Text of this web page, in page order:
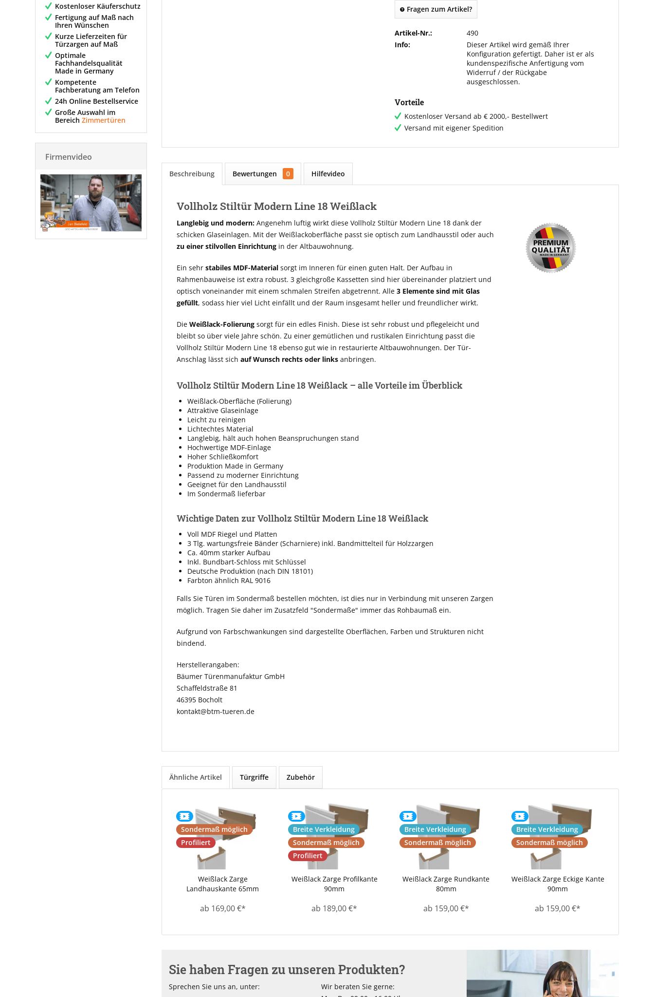
Kostenloser Käuferschutz
Fertigung auf Maß nach
Ihren Wünschen
Kurze Lieferzeiten für
Türzargen auf Maß
Optimale
Fachhandelsqualität
Made in Germany
Kompetente
Fachberatung am Telefon
24h Online Bestellservice
Große Auswahl im
Bereich Zimmertüren
Firmenvideo
Fragen zum Artikel?
Artikel-Nr.:
490
Info:
Dieser Artikel wird gemäß Ihrer
Konfiguration gefertigt. Daher ist er als
kundenspezifische Anfertigung vom
Widerruf / der Rückgabe
ausgeschlossen.
Vorteile
Kostenloser Versand ab € 2000,- Bestellwert
Versand mit eigener Spedition
Beschreibung Bewertungen 0 Hilfevideo
Vollholz Stiltür Modern Line 18 Weißlack
Langlebig und modern: Angenehm luftig wirkt diese Vollholz Stiltür Modern Line 18 dank der
schicken Glaseinlagen. Mit der Weißlackoberfläche passt sie optisch zum Landhausstil oder auch
zu einer stilvollen Einrichtung in der Altbauwohnung.
Ein sehr stabiles MDF-Material sorgt im Inneren für einen guten Halt. Der Aufbau in
Rahmenbauweise ist extra robust. 3 gleichgroße Kassetten sind hier übereinander platziert und
optisch voneinander mit einem schmalen Streifen abgetrennt. Alle 3 Elemente sind mit Glas
gefüllt, sodass hier viel Licht einfällt und der Raum insgesamt heller und freundlicher wirkt.
Die Weißlack-Folierung sorgt für ein edles Finish. Diese ist sehr robust und pflegeleicht und
bleibt so über viele Jahre schön. Zu einer gemütlichen und rustikalen Einrichtung passt die
Vollholz Stiltür Modern Line 18 ebenso gut wie in restaurierte Altbauwohnungen. Der Tür-
Anschlag lässt sich auf Wunsch rechts oder links anbringen.
Vollholz Stiltür Modern Line 18 Weißlack – alle Vorteile im Überblick
Weißlack-Oberfläche (Folierung)
Attraktive Glaseinlage
Leicht zu reinigen
Lichtechtes Material
Langlebig, hält auch hohen Beanspruchungen stand
Hochwertige MDF-Einlage
Hoher Schließkomfort
Produktion Made in Germany
Passend zu moderner Einrichtung
Geeignet für den Landhausstil
Im Sondermaß lieferbar
Wichtige Daten zur Vollholz Stiltür Modern Line 18 Weißlack
Voll MDF Riegel und Platten
3 Tlg. wartungsfreie Bänder (Scharniere) inkl. Bandmittelteil für Holzzargen
Ca. 40mm starker Aufbau
Inkl. Bundbart-Schloss mit Schlüssel
Deutsche Produktion (nach DIN 18101)
Farbton ähnlich RAL 9016
Falls Sie Türen im Sondermaß bestellen möchten, ist dies nur in Verbindung mit unseren Zargen
möglich. Tragen Sie daher im Zusatzfeld "Sondermaße" immer das Rohbaumaß ein.
Aufgrund von Farbschwankungen sind dargestellte Oberflächen, Farben und Strukturen nicht
bindend.
Herstellerangaben:
Bäumer Türenmanufaktur GmbH
Schaffeldstraße 81
46395 Bocholt
kontakt@btm-tueren.de
Ähnliche Artikel Türgriffe Zubehör
Sondermaß möglich
Profiliert
Weißlack Zarge
Landhauskante 65mm
ab 169,00 €*
Breite Verkleidung
Sondermaß möglich
Profiliert
Weißlack Zarge Profilkante
90mm
ab 189,00 €*
Breite Verkleidung
Sondermaß möglich
Weißlack Zarge Rundkante
80mm
ab 159,00 €*
Breite Verkleidung
Sondermaß möglich
Weißlack Zarge Eckige Kante
90mm
ab 159,00 €*
Sie haben Fragen zu unseren Produkten?
Sprechen Sie uns an, unter:
Wir beraten Sie gerne: